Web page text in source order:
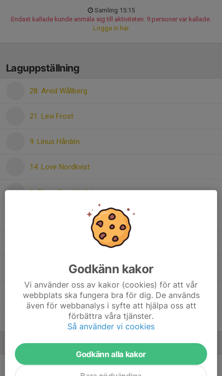
Samling 15:15
Endast kallade kunde anmäla sig till aktiviteten. 9 personer var kallade.
Logga in här
Laguppställning
28. Arvid Wållberg
21. Levi Frost
9. Linus Hårdén
14. Love Nordkvist
1. Oliver Signal Lithén
11. Texas Jonsson
2. Theo Wigg
20. Vidar Hedestad
Ledare
Markus ZettergrenHuvudtränare
Godkänn kakor
Vi använder oss av kakor (cookies) för att vår
webbplats ska fungera bra för dig. De används
även för webbanalys i syfte att hjälpa oss att
förbättra våra tjänster.
Så använder vi cookies
Godkänn alla kakor